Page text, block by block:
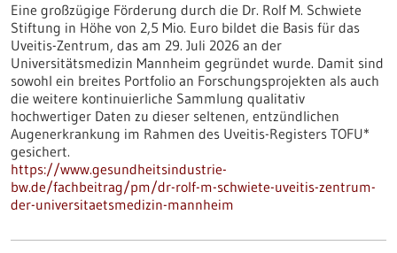
Eine großzügige Förderung durch die Dr. Rolf M. Schwiete
Stiftung in Höhe von 2,5 Mio. Euro bildet die Basis für das
Uveitis-Zentrum, das am 29. Juli 2026 an der
Universitätsmedizin Mannheim gegründet wurde. Damit sind
sowohl ein breites Portfolio an Forschungsprojekten als auch
die weitere kontinuierliche Sammlung qualitativ
hochwertiger Daten zu dieser seltenen, entzündlichen
Augenerkrankung im Rahmen des Uveitis-Registers TOFU*
gesichert.
https://www.gesundheitsindustrie-
bw.de/fachbeitrag/pm/dr-rolf-m-schwiete-uveitis-zentrum-
der-universitaetsmedizin-mannheim